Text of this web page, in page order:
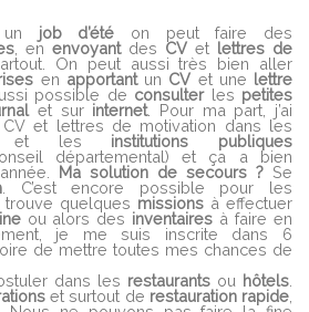
job d’été on peut faire des
, en envoyantdes CV et lettres de
On peut aussi très bien aller
en apportantun CV et une lettre
possible de consulterles petites
et sur internet. Pour ma part, j’ai
et lettres de motivation dans les
les institutions publiques
départemental) et ça a bien
Ma solution de secours ? Se
. C’est encore possible pour les
trouve quelques missions à effectuer
ou alors des inventaires à faire en
je me suis inscrite dans 6
de mettre toutes mes chances de
dans les restaurants ou hôtels.
et surtout de restauration rapide,